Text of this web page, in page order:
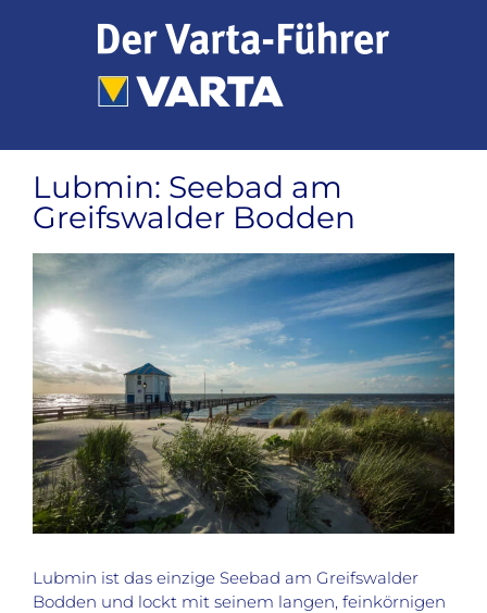
Lubmin: Seebad am
Greifswalder Bodden
Zeige
grösseres
Bild
Lubmin ist das einzige Seebad am Greifswalder
Bodden und lockt mit seinem langen, feinkörnigen